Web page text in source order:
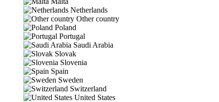
Netherlands
Other country
Poland
Portugal
Saudi Arabia
Slovak
Slovenia
Spain
Sweden
Switzerland
United States